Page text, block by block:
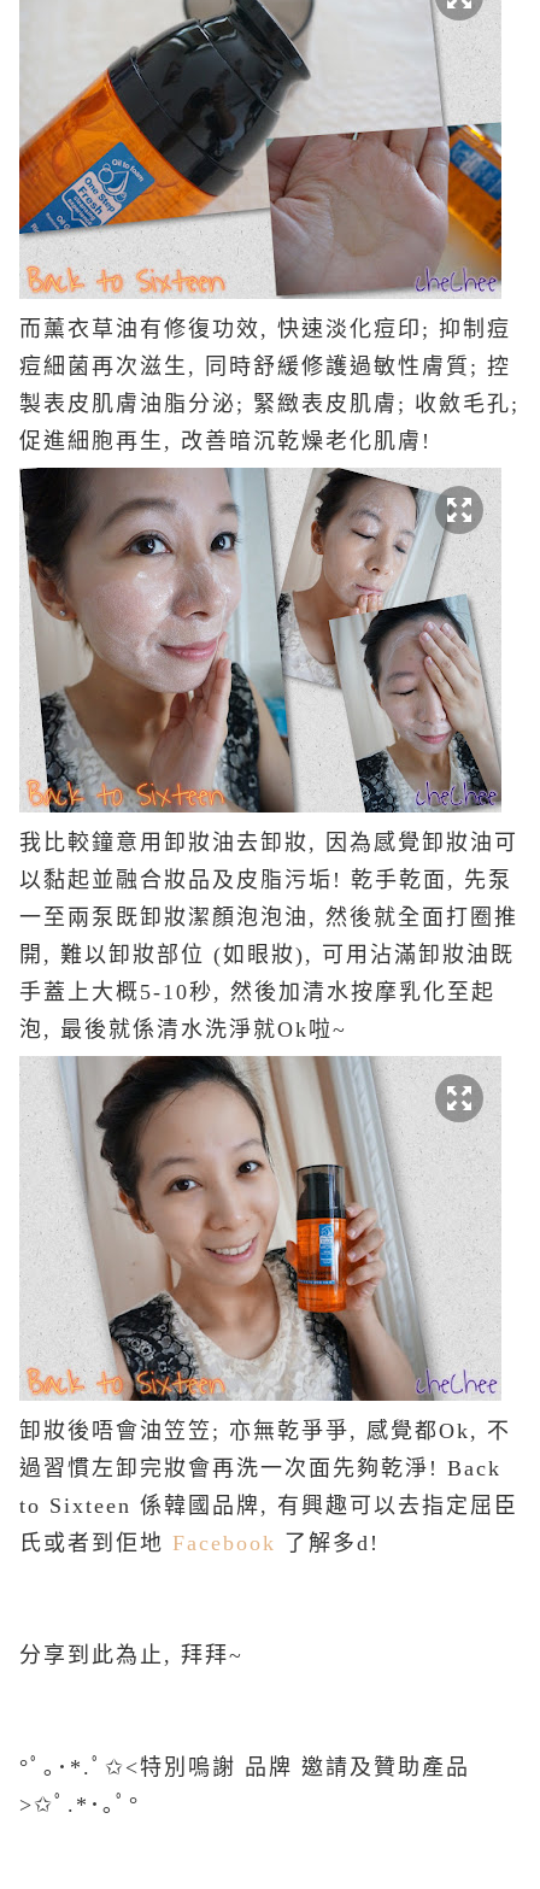
而薰衣草油有修復功效, 快速淡化痘印; 抑制痘
痘細菌再次滋生, 同時舒緩修護過敏性膚質; 控
製表皮肌膚油脂分泌; 緊緻表皮肌膚; 收斂毛孔;
促進細胞再生, 改善暗沉乾燥老化肌膚!
我比較鐘意用卸妝油去卸妝, 因為感覺卸妝油可
以黏起並融合妝品及皮脂污垢! 乾手乾面, 先泵
一至兩泵既卸妝潔顏泡泡油, 然後就全面打圈推
開, 難以卸妝部位 (如眼妝), 可用沾滿卸妝油既
手蓋上大概5-10秒, 然後加清水按摩乳化至起
泡, 最後就係清水洗淨就Ok啦~
卸妝後唔會油笠笠; 亦無乾爭爭, 感覺都Ok, 不
過習慣左卸完妝會再洗一次面先夠乾淨! Back
to Sixteen 係韓國品牌, 有興趣可以去指定屈臣
氏或者到佢地 Facebook 了解多d!
分享到此為止, 拜拜~
°ﾟ｡･*.ﾟ✩˂特別嗚謝 品牌 邀請及贊助產品
˃✩ﾟ.*･｡ﾟ°